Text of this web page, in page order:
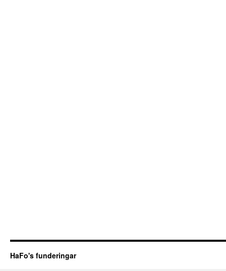
HaFo's funderingar